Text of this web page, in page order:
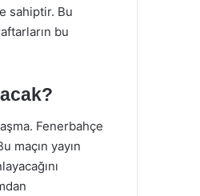
sahiptir. Bu
bu
Fenerbahçe
maçın yayın